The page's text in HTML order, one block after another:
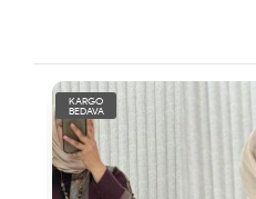
KARGO
BEDAVA